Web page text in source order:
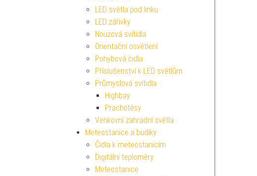
LED světla pod linku
LED zářivky
Nouzová svítidla
Orientační osvětlení
Pohybová čidla
Příslušenství k LED světlům
Průmyslová svítidla
Highbay
Prachotěsy
Venkovní zahradní světla
Meteostanice a budíky
Čidla k meteostanicím
Digitální teploměry
Meteostanice